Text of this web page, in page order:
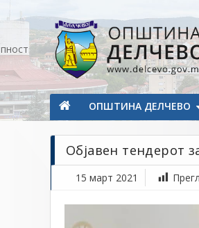
Општина Делчево
Општина Делчево
ОПШТИНА ДЕЛЧЕВО
Објавен тендерот
15 март 2021